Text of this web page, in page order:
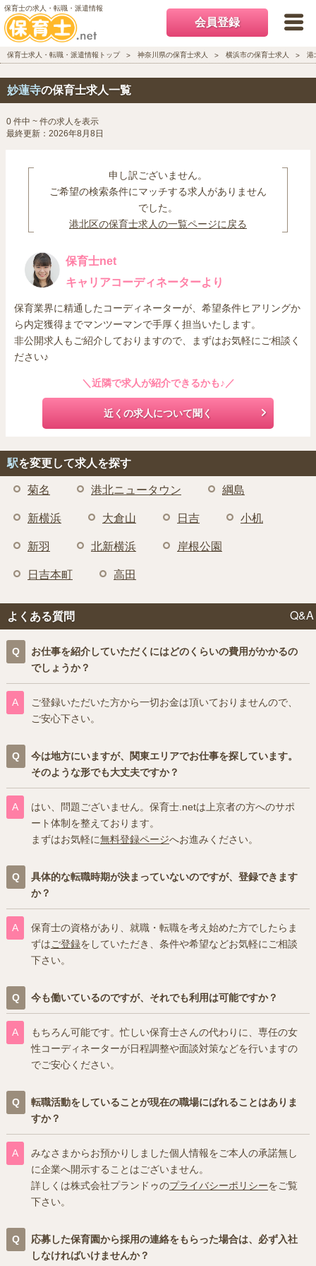
保育士の求人・転職・派遣情報
会員登録
保育士求人・転職・派遣情報トップ 神奈川県の保育士求人 横浜市の保育士求人 港
妙蓮寺の保育士求人一覧
0 件中 ~ 件の求人を表示
最終更新：2026年8月8日
申し訳ございません。
ご希望の検索条件にマッチする求人がありません
でした。
港北区の保育士求人の一覧ページに戻る
保育士net
キャリアコーディネーターより
保育業界に精通したコーディネーターが、希望条件ヒアリングか
ら内定獲得までマンツーマンで手厚く担当いたします。
非公開求人もご紹介しておりますので、まずはお気軽にご相談く
ださい♪
＼近隣で求人が紹介できるかも♪／
近くの求人について聞く
駅を変更して求人を探す
菊名 港北ニュータウン 綱島
新横浜 大倉山 日吉 小机
新羽 北新横浜 岸根公園
日吉本町 高田
よくある質問 Q&A
お仕事を紹介していただくにはどのくらいの費用がかかるの
でしょうか？
ご登録いただいた方から一切お金は頂いておりませんので、
ご安心下さい。
今は地方にいますが、関東エリアでお仕事を探しています。
そのような形でも大丈夫ですか？
はい、問題ございません。保育士.netは上京者の方へのサポ
ート体制を整えております。
まずはお気軽に無料登録ページへお進みください。
具体的な転職時期が決まっていないのですが、登録できます
か？
保育士の資格があり、就職・転職を考え始めた方でしたらま
ずはご登録をしていただき、条件や希望などお気軽にご相談
下さい。
今も働いているのですが、それでも利用は可能ですか？
もちろん可能です。忙しい保育士さんの代わりに、専任の女
性コーディネーターが日程調整や面談対策などを行いますの
でご安心ください。
転職活動をしていることが現在の職場にばれることはありま
すか？
みなさまからお預かりしました個人情報をご本人の承諾無し
に企業へ開示することはございません。
詳しくは株式会社プランドゥのプライバシーポリシーをご覧
下さい。
応募した保育園から採用の連絡をもらった場合は、必ず入社
しなければいけませんか？